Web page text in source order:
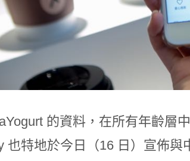
的資料，在所有年齡層
也特地於今日（16 日）宣佈